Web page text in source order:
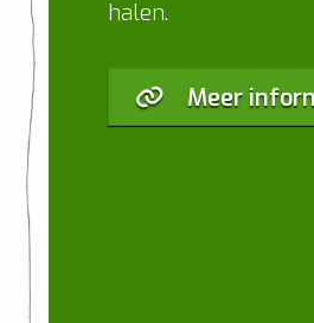
halen.
Meer